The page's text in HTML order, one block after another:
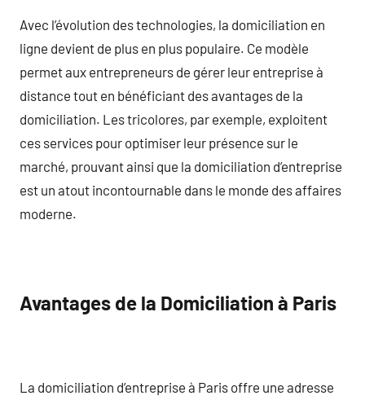
Avec l’évolution des technologies, la domiciliation en
ligne devient de plus en plus populaire. Ce modèle
permet aux entrepreneurs de gérer leur entreprise à
distance tout en bénéficiant des avantages de la
domiciliation. Les tricolores, par exemple, exploitent
ces services pour optimiser leur présence sur le
marché, prouvant ainsi que la domiciliation d’entreprise
est un atout incontournable dans le monde des affaires
moderne.
Avantages de la Domiciliation à Paris
La domiciliation d’entreprise à Paris offre une adresse